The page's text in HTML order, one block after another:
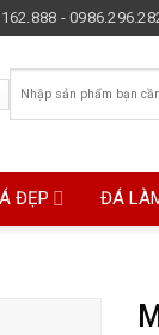
-
Tìm
kiếm:
ĐẸP ĐÁ